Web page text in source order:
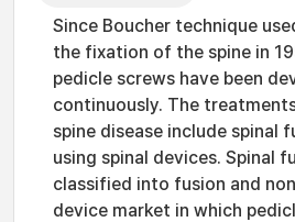
Since Boucher technique
the fixation of the spine in
pedicle screws have been
continuously. The
spine disease include spinal
using spinal devices. Spinal
classified into fusion and
device market in which